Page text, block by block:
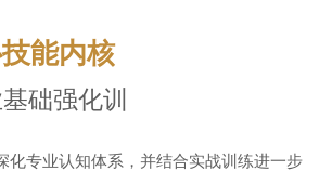
能内核
础强化训
化专业认知体系，并结合实战训练进一步